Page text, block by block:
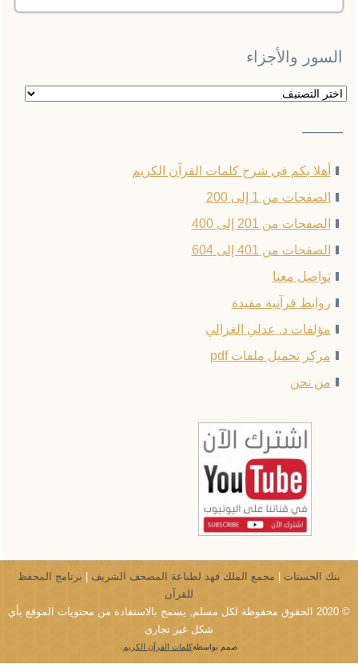
السور والأجزاء
السور
——–
أهلا بكم في شرح كلمات القرآن الكريم
الصفحات من 1 إلى 200
الصفحات من 201 إلى 400
الصفحات من 401 إلى 604
تواصل معنا
روابط قرآنية مفيدة
مؤلفات د. عدلي الغزالي
مركز تحميل ملفات pdf
من نحن
بنك الحسنات | مجمع الملك فهد لطباعة المصحف الشريف | برنامج المحفظ
للقرآن
© 2020 الحقوق محفوظة لكل مسلم, يسمح بالاستفادة من محتويات الموقع بأي
شكل غير تجاري
صمم بواسطةكلمات القرآن الكريم